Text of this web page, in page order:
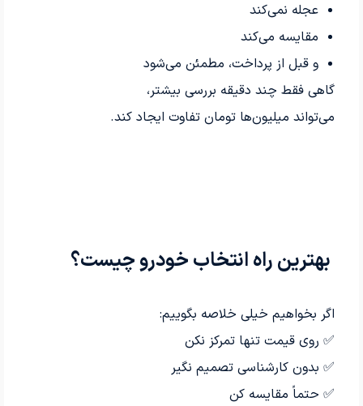
عجله نمی‌کند
مقایسه می‌کند
و قبل از پرداخت، مطمئن می‌شود
گاهی فقط چند دقیقه بررسی بیشتر،
می‌تواند میلیون‌ها تومان تفاوت ایجاد کند.
بهترین راه انتخاب خودرو چیست؟
اگر بخواهیم خیلی خلاصه بگوییم:
✅ روی قیمت تنها تمرکز نکن
✅ بدون کارشناسی تصمیم نگیر
✅ حتماً مقایسه کن